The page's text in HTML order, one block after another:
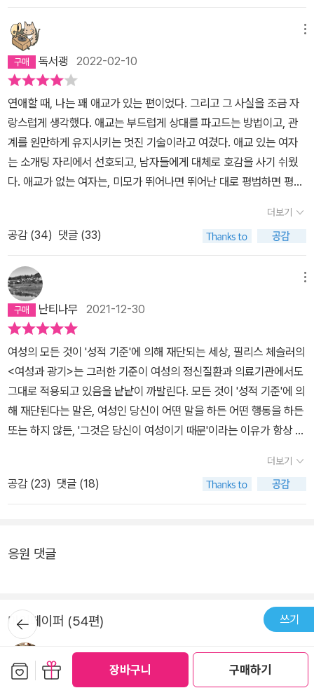
장바구니 구매하기
어 분개로 이어진다. (35쪽) 남자들은 또한 그다지 ‘상냥’할 필요가
없다는 보편적인 통념에 의해 어느 정도 보호받는다. (501쪽) 전통적
으로 남성뿐 아니라 여성은 남성의 희생이나 협력보다는 다른 여성의
도움이나 희생을 보다 쉽게 기대하고 요구하는 경향이 있다. 객관적
으로 볼 때 그런 기대가 비교적 안전하고 성공 확률이 높다. (501
쪽) 가부장제 사회에서 여성은 동지를 찾기 어렵다. 가장 가까운 여성
인 어머니가 가부장제의 신념을 내면화한 경우 여성은 아버지, 오빠
같은 남성들뿐 아니라, 여성인 어머니에게도 억압의 대상이 된다. 어
머니를 통해 전해지는 가부장제 신념을 내면화한 여성은 결혼을 통해
어머니가 되어 (어머니처럼) 가부장제의 일원이 된다. 아들을 빼앗긴
(?) 시어머니는 말해 무엇하랴. 여적여의 신화를 신봉하는 게 남자만
은 아니다. 여자들도 그렇게 믿고 있다. 499쪽에서, 저자는 ‘페미니
단어보다 ‘자매들(sisterhood)’라는 단어를 선택함으로써 여성들 사
이의 위계 질서화된 장벽의 해체를 시도하고 그들 관계에 내제된 고
통을 반영한다고 주장했다. 자매애는 페미니즘 운동의 실천을 위해
너무나 중요한 요소이다. 단일한 계급으로 통합되지 못했던 여성들에
게, 자신만의 역사를 갖지 못한 여성들에게 ‘자매애’는 점진적이든 혹
은 혁명적이든 사회의 변화와 발전을 위해 절대적으로 필요한 요소이
다. 하지만, 이러한 자매애가 그들 사이의 공고한 결합과 연대를 방해
할 수 있다. 어떻게? 서로가 서로에게 너무 많은 것을 기대함으로. 남
성보다 더 친절할 것을 요구함으로써, 도움이나 희생을 더 많이 기대
움, 희생을 남성이 여성에게 요구할 뿐만 아니라, 여성이 여성에게 요
구한다는 그녀의 지적이 너무 새로웠다. 무례하게 행동해도 상관없는
남성과 항상 미소 짓고 있어야 하는 여성. 도움 요청을 가차 없이 거절
들을 여성이 여성에게 요구한다는 그 지점이, 새롭게 놀라웠다. 나는
고, 나 역시 좋은 사람이 되고 싶다. 잘 안 되지만 노력하고 싶고, 내
곁의 좋은 사람들의 좋은 점들을 배우려고 나름대로 노력한다(노력하
고 있다고 생각한다). 하지만, 좋은 사람이 되는 것과는 별개로, 그 사
람이 착하다는 것과는 별개로, 여성이 여성에게 더 많이 친절과 도움,
독서괭 2022-02-10
연애할 때, 나는 꽤 애교가 있는 편이었다. 그리고 그 사실을 조금 자
랑스럽게 생각했다. 애교는 부드럽게 상대를 파고드는 방법이고, 관
계를 원만하게 유지시키는 멋진 기술이라고 여겼다. 애교 있는 여자
는 소개팅 자리에서 선호되고, 남자들에게 대체로 호감을 사기 쉬웠
다. 애교가 없는 여자는, 미모가 뛰어나면 뛰어난 대로 평범하면 평범
물론이다). '남자는 여자 하기 나름'이라는 말이, 마치 여남관계에서-
그것이 연애이든 결혼이든- 여성이 남성보다 (비록 배후 위치에 있는
그림자같은 것일지라도) 우위에 있다는 착각을 불러 일으켰다. 부드
럽고 완곡한 태도로 남자를 (그 자신도 모르는 사이에) 지배하는 것-
예컨대 어떤 고치고 싶은 습관이 있을 때 직접 이를 지적하기보다는
폭풍칭찬으로 분위기를 좋게 만든 후 슬쩍 흘리듯 말하고, 좋은 행동
이 나왔을 때 또 폭풍칭찬을 하는 식의 -이 현명한 태도라고 믿었
다. 그러나 지금의 나는 그것이 세련된 굴종의 방식일 뿐이라고 생각
한다. 부드럽고 완곡한 설득 방식은 관계를 원만하게 유지해주는 기
술임에 틀림없다. 그러나 대체로 여성 배우자에게만 그러한 태도가
요구되는 것은, 결정적으로 관계의 우위를 점할 수 없는 약자가 살아
남기 위한 방책이기 때문이다. 어디까지나 배후에서 은근하게 이루어
지는 지배는, 전면에 나서면 그 힘을 잃고 결정적인 데서는 쓸모가 없
다. 이런 방식은 그 지배를 허용하는 남성 배우자의 너그러움에 전적
민화된' 것처럼 행동한다. (...) '식민화'는 피식민자들이 식민자들을
는다. (...) 식민자들이 본질적으로 우월하고 피식민자들은 열등하며,
자신들이 식민자들 없이 존재할 수 없다는 것을 진심으로 믿는다. 많
은 여성들이 아직까지도 남성이 여성보다 우월하며 여성은 남성 없이
는 무가치하다고 믿는다. 식민화된 사람들과 마찬가지로 여성은 스스
로에게 더욱 가혹하다. 여성들은 서로에게 많은 것을 기대하면서도
더보기
공감 (34) 댓글 (33)
난티나무 2021-12-30
여성의 모든 것이 '성적 기준'에 의해 재단되는 세상, 필리스 체슬러의
<여성과 광기>는 그러한 기준이 여성의 정신질환과 의료기관에서도
그대로 적용되고 있음을 낱낱이 까발린다. 모든 것이 '성적 기준'에 의
해 재단된다는 말은, 여성인 당신이 어떤 말을 하든 어떤 행동을 하든
또는 하지 않든, '그것은 당신이 여성이기 때문'이라는 이유가 항상 꼬
견에 따라 조금이라도 그 '여성적인 잣대'에서 벗어나면 마땅히! 비난
이 따라온다는 말이기도 하다. 어떤가, 정신질환이 없다 하더라도 이
런 꼬리표 지나치게 친근하지 않은가. 목소리를 높이면 '미친년'이라
하면 사전의 예문이 다음과 같다. '그녀는 전쟁 통에 어린 자식을 잃고
고 끝내 미치고 말았다.'는 문장은 예로 들 만큼 흔하지 않고 예문보다
확실히 '덜 일반적'이다. 남편들은 속을 알 수 없는 묵묵함을 지키며
그저 옆에 있거나 혹은 아예 없다. 이런 예문도 어머니라면 당연히 그
럴 것이라는 모성 신화에 이바지하고 있지 않나? 우리가 '미친년'이라
는 단어에 곧장 '귀 옆에 꽃을 꽂은 젊은 여자'의 이미지를 떠올리는
더보기
공감 (23) 댓글 (18)
응원 댓글
마이페이퍼 (54편) 쓰기
비의식
한국문학 속 ‘미친년들‘의 여성 서사 系譜
뒤로가
기